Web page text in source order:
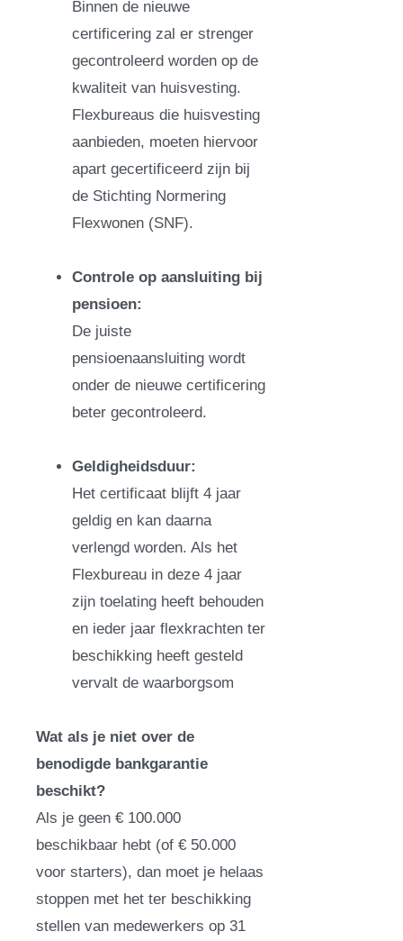
Binnen de nieuwe
certificering zal er strenger
gecontroleerd worden op de
kwaliteit van huisvesting.
Flexbureaus die huisvesting
aanbieden, moeten hiervoor
apart gecertificeerd zijn bij
de Stichting Normering
Flexwonen (SNF).
Controle op aansluiting bij
pensioen:
De juiste
pensioenaansluiting wordt
onder de nieuwe certificering
beter gecontroleerd.
Geldigheidsduur:
Het certificaat blijft 4 jaar
geldig en kan daarna
verlengd worden. Als het
Flexbureau in deze 4 jaar
zijn toelating heeft behouden
en ieder jaar flexkrachten ter
beschikking heeft gesteld
vervalt de waarborgsom
Wat als je niet over de
benodigde bankgarantie
beschikt?
Als je geen € 100.000
beschikbaar hebt (of € 50.000
voor starters), dan moet je helaas
stoppen met het ter beschikking
stellen van medewerkers op 31